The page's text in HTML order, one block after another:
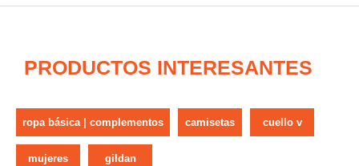
PRODUCTOS INTERESANTES
ropa básica | complementos camisetas cuello v
mujeres gildan